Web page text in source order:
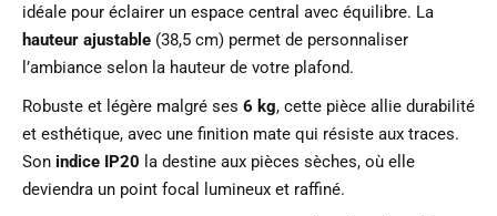
idéale pour éclairer un espace central avec équilibre. La
hauteur ajustable (38,5 cm) permet de personnaliser
l’ambiance selon la hauteur de votre plafond.
Robuste et légère malgré ses 6 kg, cette pièce allie durabilité
et esthétique, avec une finition mate qui résiste aux traces.
Son indice IP20 la destine aux pièces sèches, où elle
deviendra un point focal lumineux et raffiné.